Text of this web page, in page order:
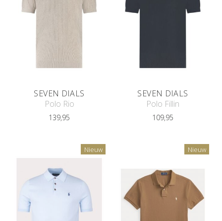
SEVEN DIALS
Polo Rio
139,95
SEVEN DIALS
Polo Fillin
109,95
Nieuw Nieuw